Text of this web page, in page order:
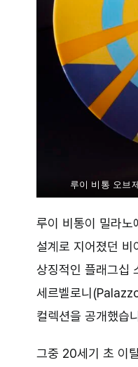
루이 비통 오브
루이 비통이 밀라
설계로 지어졌던
상징적인 플래그십
세르벨로니
컬렉션을 공개했습
그중 20세기 초 이